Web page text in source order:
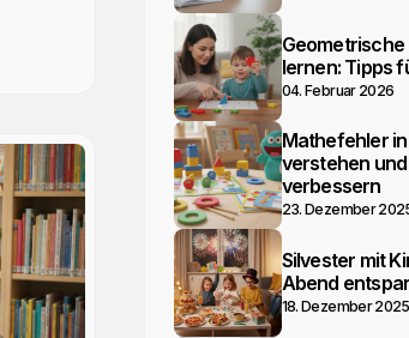
Geometrische
lernen: Tipps
04. Februar 2026
Mathefehler in
verstehen
verbessern
23. Dezember
Silvester mit
Abend
18. Dezember 2025